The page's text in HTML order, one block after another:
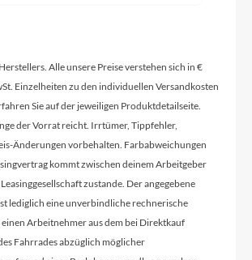
Rahmenmaterial
Kurbelgarnitur
Shimano FC-U6030-1 42T
Kassette
CS-LG300, 10 Speed 11-48T
Alle unsere Preise verstehen sich in €
Einzelheiten zu den individuellen Versandkosten
Sie auf der jeweiligen Produktdetailseite.
der Vorrat reicht. Irrtümer, Tippfehler,
Änderungen vorbehalten. Farbabweichungen
kommt zwischen deinem Arbeitgeber
zustande. Der angegebene
lediglich eine unverbindliche rechnerische
Arbeitnehmer aus dem bei Direktkauf
Fahrrades abzüglich möglicher